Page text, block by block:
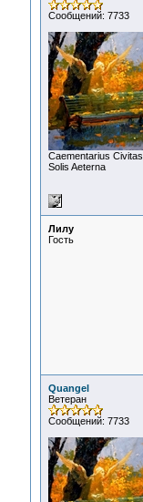
Сообщений: 7733
Сaementarius Civitas
Solis Aeterna
Лилу
Гость
Quangel
Ветеран
Сообщений: 7733